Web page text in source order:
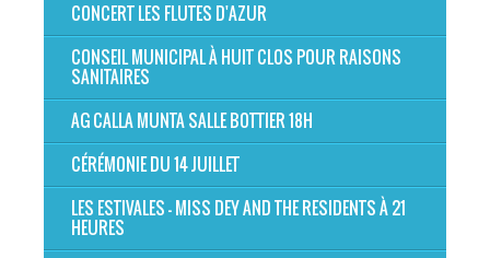
CONCERT LES FLUTES D'AZUR
CONSEIL MUNICIPAL À HUIT CLOS POUR RAISONS
SANITAIRES
AG CALLA MUNTA SALLE BOTTIER 18H
CÉRÉMONIE DU 14 JUILLET
LES ESTIVALES - MISS DEY AND THE RESIDENTS À 21
HEURES